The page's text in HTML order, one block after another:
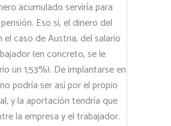
acumulado serviría para
Eso sí, el dinero del
el caso de Austria, del salario
(en concreto, se le
un 1,53%). De implantarse en
podría ser así por el propio
y la aportación tendría que
la empresa y el trabajador.